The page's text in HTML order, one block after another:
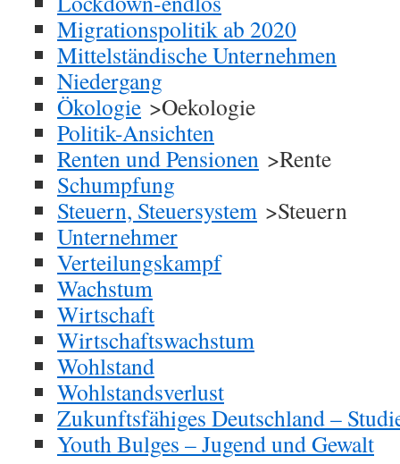
Migrationspolitik ab 2020
Mittelständische Unternehmen
Niedergang
Ökologie >Oekologie
Politik-Ansichten
Renten und Pensionen >Rente
Schumpfung
Steuern, Steuersystem >Steuern
Unternehmer
Verteilungskampf
Wachstum
Wirtschaft
Wirtschaftswachstum
Wohlstand
Wohlstandsverlust
Zukunftsfähiges Deutschland –
Youth Bulges – Jugend und Gewalt